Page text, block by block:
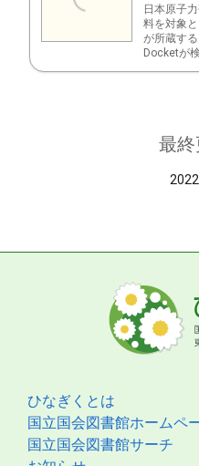
日本原子
料を対象
が所蔵する
Docketが
最終
ひなぎくとは
国立国会図書館ホームペ
国立国会図書館サーチ